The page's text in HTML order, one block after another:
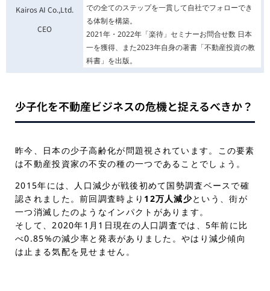
Kairos AI Co.,Ltd.
CEO
での全てのステップを一貫して自社でフォローでき
る体制を構築。
2021年・2022年「楽待」セミナーお問合せ数 日本
一を獲得、また2023年自身の著書「不動産投資の教
科書」を出版。
少子化を不動産ビジネスの危機と捉えるべきか？
昨今、日本の少子高齢化が問題視されています。この要素
は不動産投資家の不安の種の一つであることでしょう。
2015年には、人口減少が戦後初めて国勢調査ベースで確
認されました。前回調査時より 12万人減少という、街が
一つ消滅したのようなインパクトがあります。
そして、2020年1月1日現在の人口調査では、5年前に比
べ0.85%の減少率と発表がありました。やはり減少傾向
は止まる気配を見せません。